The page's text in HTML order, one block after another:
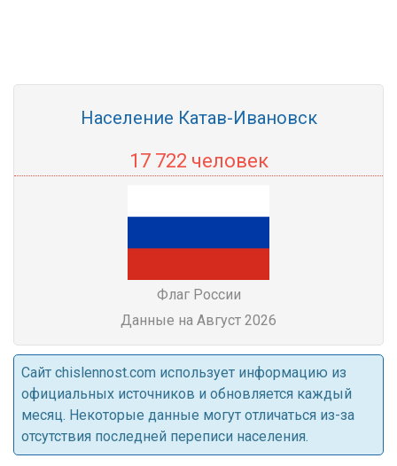
Население Катав-Ивановск
17 722 человек
Флаг России
Данные на Август 2026
Cайт chislennost.com использует информацию из
официальных источников и обновляется каждый
месяц. Некоторые данные могут отличаться из-за
отсутствия последней переписи населения.